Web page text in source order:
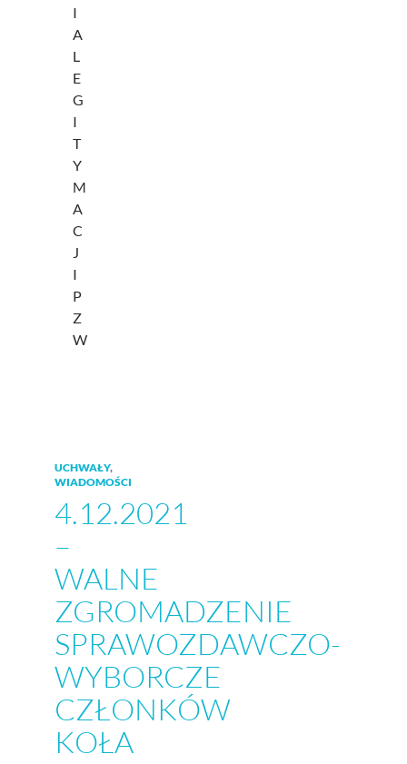
I
A
L
E
G
I
T
Y
M
A
C
J
I
P
Z
W
UCHWAŁY,
WIADOMOŚCI
4.12.2021
–
WALNE
ZGROMADZENIE
SPRAWOZDAWCZO-
WYBORCZE
CZŁONKÓW
KOŁA